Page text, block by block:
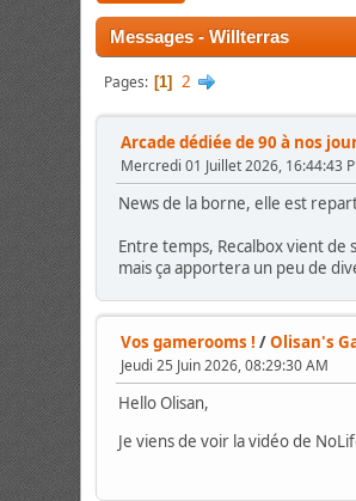
Messages - Willterras
Pages 1 2
Arcade dédiée de 90 à nos
Mercredi 01 Juillet 2026, 16:44:43
News de la borne, elle est
Entre temps, Recalbox vient de
mais ça apportera un peu de
Vos gamerooms ! /Olisan's
Jeudi 25 Juin 2026, 08:29:30 AM
Hello Olisan,
Je viens de voir la vidéo de